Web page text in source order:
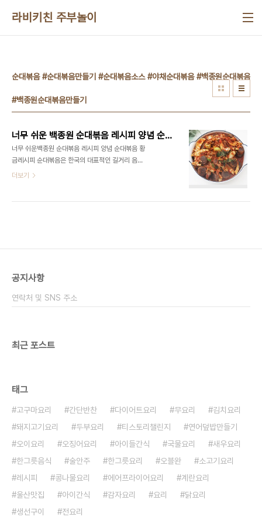
라비키친 주부놀이
순대볶음 #순대볶음만들기 #순대볶음소스 #야채순대볶음 #백종원순대볶음
#백종원순대볶음만들기
너무 쉬운 백종원 순대볶음 레시피 양념 순대볶음 황금레시피
너무 쉬운백종원 순대볶음 레시피 양념 순대볶음 황
금레시피 순대볶음은 한국의 대표적인 길거리 음
식 중 하나로 즐겨 먹어요! 백종원 순대볶음 레시피
순대볶음 #백종원순대볶음만들기 재료 준비순대
잎 10장 청양고추 2개 (홍고추로 대체 가능) 들깻가
더보기
공지사항
연락처 및 SNS 주소
최근 포스트
태그
고구마요리 간단반찬 다이어트요리 무요리
김치요리
돼지고기요리
두부요리 티스토리챌린지
연어덮밥만들기
오이요리
오징어요리 아이들간식 국물요리
새우요리
한그릇음식
술안주 한그릇요리 오블완
소고기요리
레시피
콩나물요리 에어프라이어요리
계란요리
울산맛집
아이간식 감자요리 요리
닭요리
생선구이
전요리